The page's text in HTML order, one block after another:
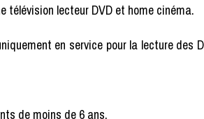
télévision lecteur DVD et home cinéma.
en service pour la lecture des
de moins de 6 ans.